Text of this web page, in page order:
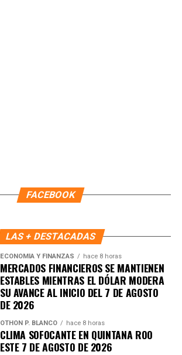
FACEBOOK
LAS + DESTACADAS
ECONOMÍA Y FINANZAS hace 8 horas
MERCADOS FINANCIEROS SE MANTIENEN
ESTABLES MIENTRAS EL DÓLAR MODERA
SU AVANCE AL INICIO DEL 7 DE AGOSTO
DE 2026
OTHON P. BLANCO hace 8 horas
CLIMA SOFOCANTE EN QUINTANA ROO
ESTE 7 DE AGOSTO DE 2026